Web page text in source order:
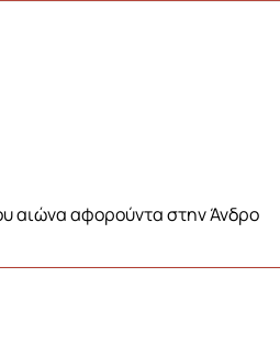
αιώνα αφορούντα στην Άνδρο